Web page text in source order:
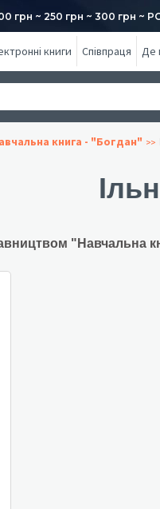
грн ~ 250 грн ~ 300 грн ~
книги Співпраця Де
книга - "Богдан"
"Навчальна